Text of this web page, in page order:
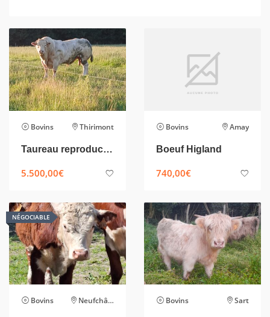
Bovins Thirimont
Taureau reproducteur
5.500,00€
Bovins Amay
Boeuf Higland
740,00€
NÉGOCIABLE
Bovins Neufchâteau Bovins Sart